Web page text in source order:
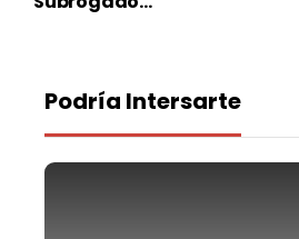
Podría Intersarte